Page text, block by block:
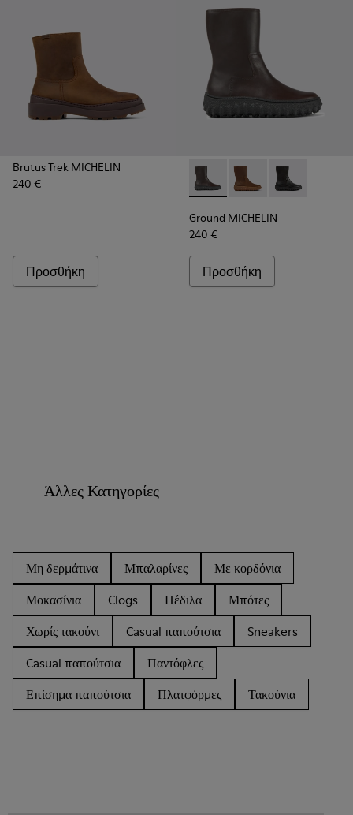
Brutus Trek MICHELIN
240 €
Προσθήκη
Ground MICHELIN -
Ground MICHELIN -
Ground
Ground MICHELIN
240 €
Προσθήκη
Άλλες Κατηγορίες
Μη δερμάτινα Μπαλαρίνες
Με κορδόνια
Μοκασίνια
Clogs Πέδιλα
Μπότες
Χωρίς τακούνι
Casual παπούτσια
Sneakers
Casual παπούτσια
Παντόφλες
Επίσημα παπούτσια
Πλατφόρμες Τακούνια